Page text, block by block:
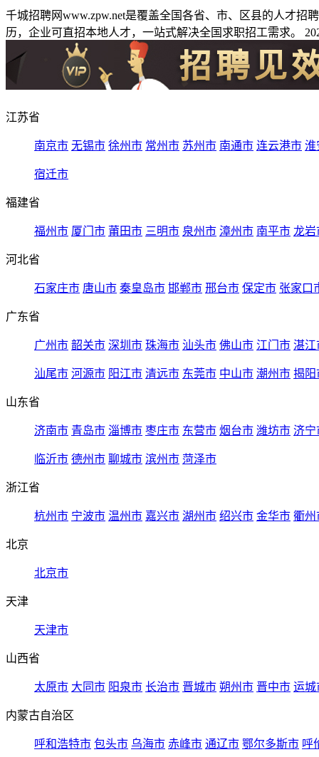
千城招聘网www.zpw.net是覆盖全国各省、市、区县的人才
历，企业可直招本地人才，一站式解决全国求职招工需求。
江苏省
南京市 无锡市 徐州市 常州市 苏州市 南通市 连云港市 淮
宿迁市
福建省
福州市 厦门市 莆田市 三明市 泉州市 漳州市 南平市 龙岩
河北省
石家庄市 唐山市 秦皇岛市 邯郸市 邢台市 保定市 张家口
广东省
广州市 韶关市 深圳市 珠海市 汕头市 佛山市 江门市 湛江
汕尾市 河源市 阳江市 清远市 东莞市 中山市 潮州市 揭阳
山东省
济南市 青岛市 淄博市 枣庄市 东营市 烟台市 潍坊市 济宁
临沂市 德州市 聊城市 滨州市 菏泽市
浙江省
杭州市 宁波市 温州市 嘉兴市 湖州市 绍兴市 金华市 衢州
北京
北京市
天津
天津市
山西省
太原市 大同市 阳泉市 长治市 晋城市 朔州市 晋中市 运城
内蒙古自治区
呼和浩特市 包头市 乌海市 赤峰市 通辽市 鄂尔多斯市 呼